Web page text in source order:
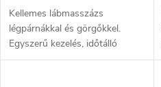
Kellemes lábmasszázs
légpárnákkal és görgőkkel.
Egyszerű kezelés, időtálló
kialakítás, fűtés.